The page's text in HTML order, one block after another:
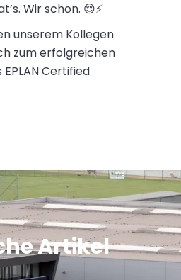
Wir schon. 😌⚡
unserem Kollegen
zum erfolgreichen
Certified
Artikel